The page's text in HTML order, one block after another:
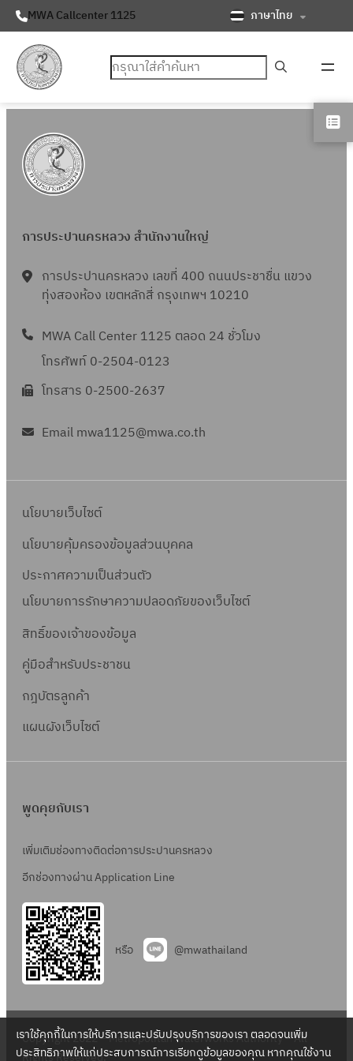
MWA Callcenter 1125 ภาษาไทย
ค้นหา
การประปานครหลวง สำนักงานใหญ่
การประปานครหลวง เลขที่ 400 ถนนประชาชื่น แขวง
ทุ่งสองห้อง เขตหลักสี่ กรุงเทพฯ 10210
MWA Call Center 1125 ตลอด 24 ชั่วโมง
โทรศัพท์ 0-2504-0123
โทรสาร 0-2500-2637
Email mwa1125@mwa.co.th
นโยบายเว็บไซต์
นโยบายคุ้มครองข้อมูลส่วนบุคคล
ประกาศความเป็นส่วนตัว
นโยบายการรักษาความปลอดภัยของเว็บไซต์
สิทธิ์ของเจ้าของข้อมูล
คู่มือสำหรับประชาชน
กฎบัตรลูกค้า
แผนผังเว็บไซต์
พูดคุยกับเรา
เพิ่มเติมช่องทางติดต่อการประปานครหลวง
อีกช่องทางผ่าน Application Line
หรือ @mwathailand
Copyright 2022 – Metropolitan Waterworks Authority – All
เราใช้คุกกี้ในการให้บริการและปรับปรุงบริการของเรา ตลอดจนเพิ่ม
ประสิทธิภาพให้แก่ประสบการณ์การเรียกดูข้อมูลของคุณ หากคุณใช้งาน